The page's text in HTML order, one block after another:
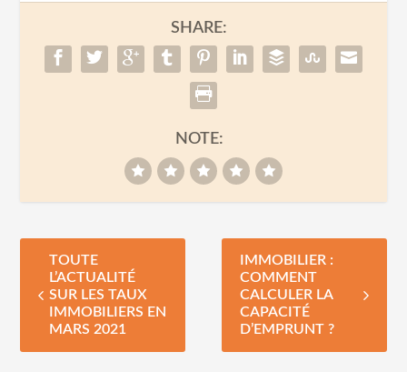
SHARE:
NOTE:
TOUTE
L’ACTUALITÉ
SUR LES TAUX
IMMOBILIERS EN
MARS 2021
IMMOBILIER :
COMMENT
CALCULER LA
CAPACITÉ
D’EMPRUNT ?